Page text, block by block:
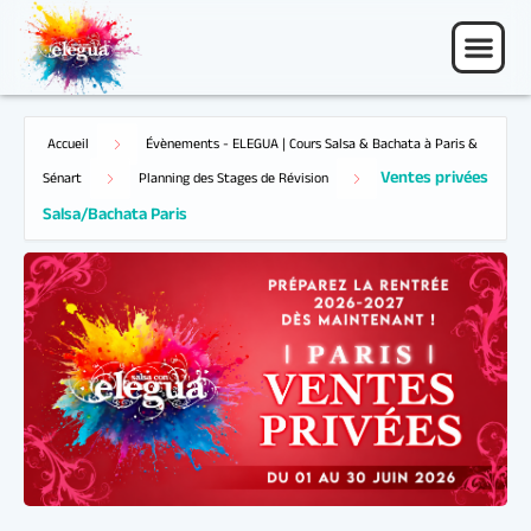
Accueil Évènements - ELEGUA | Cours Salsa & Bachata à Paris &
Sénart Planning des Stages de Révision
Ventes privées
Salsa/Bachata Paris
03 - 25 Juin 26